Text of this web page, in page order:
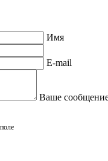
Имя
E-mail
Ваше